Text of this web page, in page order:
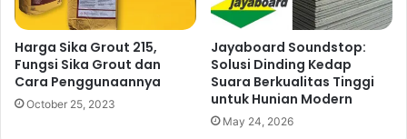
Harga Sika Grout 215,
Fungsi Sika Grout dan
Cara Penggunaannya
October 25, 2023
Jayaboard Soundstop:
Solusi Dinding Kedap
Suara Berkualitas Tinggi
untuk Hunian Modern
May 24, 2026